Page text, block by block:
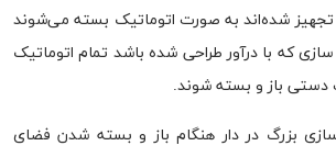
تجهیز شده‌اند به صورت اتوماتیک بسته می‌شوند
سازی که با درآور طراحی شده باشد تمام اتوماتیک
باز و بسته شوند.
سازی بزرگ در دار هنگام باز و بسته شدن فضای